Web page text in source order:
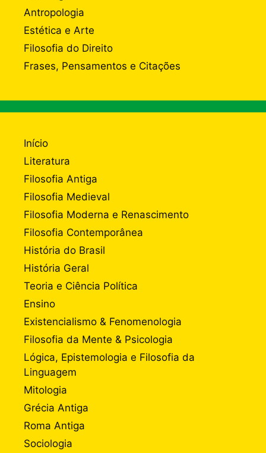
Antropologia
Estética e Arte
Filosofia do Direito
Frases, Pensamentos e Citações
Início
Literatura
Filosofia Antiga
Filosofia Medieval
Filosofia Moderna e Renascimento
Filosofia Contemporânea
História do Brasil
História Geral
Teoria e Ciência Política
Ensino
Existencialismo & Fenomenologia
Filosofia da Mente & Psicologia
Lógica, Epistemologia e Filosofia da
Linguagem
Mitologia
Grécia Antiga
Roma Antiga
Sociologia